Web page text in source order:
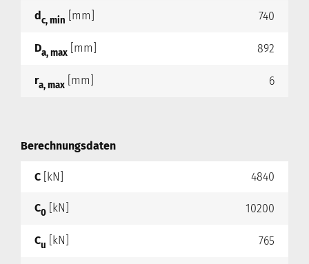
dc, min [mm] 740
Da, max [mm] 892
ra, max [mm] 6
Berechnungsdaten
C [kN] 4840
C0 [kN] 10200
Cu [kN] 765